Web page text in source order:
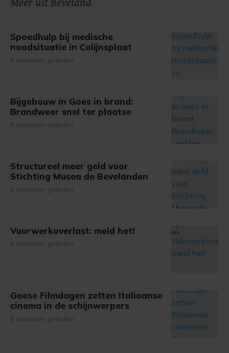
Meer uit Beveland
Spoedhulp bij medische
noodsituatie in Colijnsplaat
8 maanden geleden
Bijgebouw in Goes in brand:
Brandweer snel ter plaatse
8 maanden geleden
Structureel meer geld voor
Stichting Musea de Bevelanden
8 maanden geleden
Vuurwerkoverlast: meld het!
8 maanden geleden
Goese Filmdagen zetten Italiaanse
cinema in de schijnwerpers
8 maanden geleden